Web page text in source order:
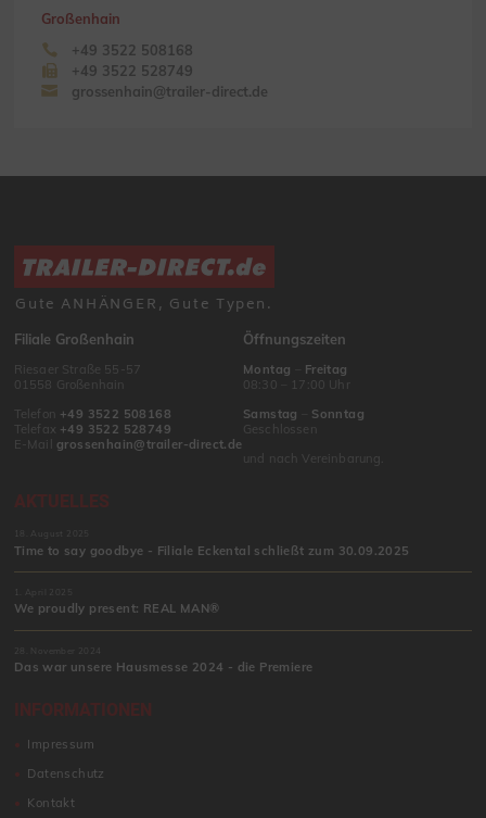
Großenhain
+49 3522 508168
+49 3522 528749
grossenhain@trailer-direct.de
Gute ANHÄNGER, Gute Typen.
Filiale Großenhain
Riesaer Straße 55-57
01558 Großenhain
Telefon +49 3522 508168
Telefax +49 3522 528749
E-Mail grossenhain@trailer-direct.de
Öffnungszeiten
Montag
Freitag
08:30 – 17:00 Uhr
Samstag
Sonntag
Geschlossen
und nach Vereinbarung.
AKTUELLES
18. August 2025
Time to say goodbye - Filiale Eckental schließt zum 30.09.2025
1. April 2025
We proudly present: REAL MAN®
28. November 2024
Das war unsere Hausmesse 2024 - die Premiere
INFORMATIONEN
Impressum
Datenschutz
Kontakt